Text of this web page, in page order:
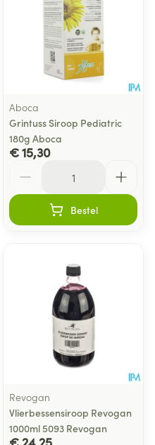
Aboca
Grintuss Siroop Pediatric
180g Aboca
€ 15,30
Bestel
Revogan
Vlierbessensiroop Revogan
1000ml 5093 Revogan